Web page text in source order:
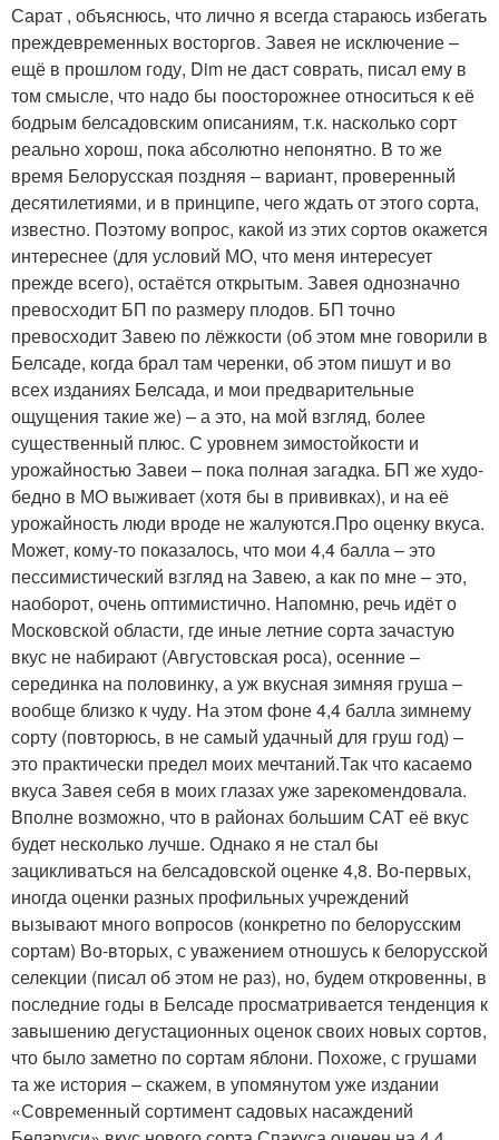
Сарат , объяснюсь, что лично я всегда стараюсь избегать
преждевременных восторгов. Завея не исключение –
ещё в прошлом году, Dim не даст соврать, писал ему в
том смысле, что надо бы поосторожнее относиться к её
бодрым белсадовским описаниям, т.к. насколько сорт
реально хорош, пока абсолютно непонятно. В то же
время Белорусская поздняя – вариант, проверенный
десятилетиями, и в принципе, чего ждать от этого сорта,
известно. Поэтому вопрос, какой из этих сортов окажется
интереснее (для условий МО, что меня интересует
прежде всего), остаётся открытым. Завея однозначно
превосходит БП по размеру плодов. БП точно
превосходит Завею по лёжкости (об этом мне говорили в
Белсаде, когда брал там черенки, об этом пишут и во
всех изданиях Белсада, и мои предварительные
ощущения такие же) – а это, на мой взгляд, более
существенный плюс. С уровнем зимостойкости и
урожайностью Завеи – пока полная загадка. БП же худо-
бедно в МО выживает (хотя бы в прививках), и на её
урожайность люди вроде не жалуются.Про оценку вкуса.
Может, кому-то показалось, что мои 4,4 балла – это
пессимистический взгляд на Завею, а как по мне – это,
наоборот, очень оптимистично. Напомню, речь идёт о
Московской области, где иные летние сорта зачастую
вкус не набирают (Августовская роса), осенние –
серединка на половинку, а уж вкусная зимняя груша –
вообще близко к чуду. На этом фоне 4,4 балла зимнему
сорту (повторюсь, в не самый удачный для груш год) –
это практически предел моих мечтаний.Так что касаемо
вкуса Завея себя в моих глазах уже зарекомендовала.
Вполне возможно, что в районах большим САТ её вкус
будет несколько лучше. Однако я не стал бы
зацикливаться на белсадовской оценке 4,8. Во-первых,
иногда оценки разных профильных учреждений
вызывают много вопросов (конкретно по белорусским
сортам) Во-вторых, с уважением отношусь к белорусской
селекции (писал об этом не раз), но, будем откровенны, в
последние годы в Белсаде просматривается тенденция к
завышению дегустационных оценок своих новых сортов,
что было заметно по сортам яблони. Похоже, с грушами
та же история – скажем, в упомянутом уже издании
«Современный сортимент садовых насаждений